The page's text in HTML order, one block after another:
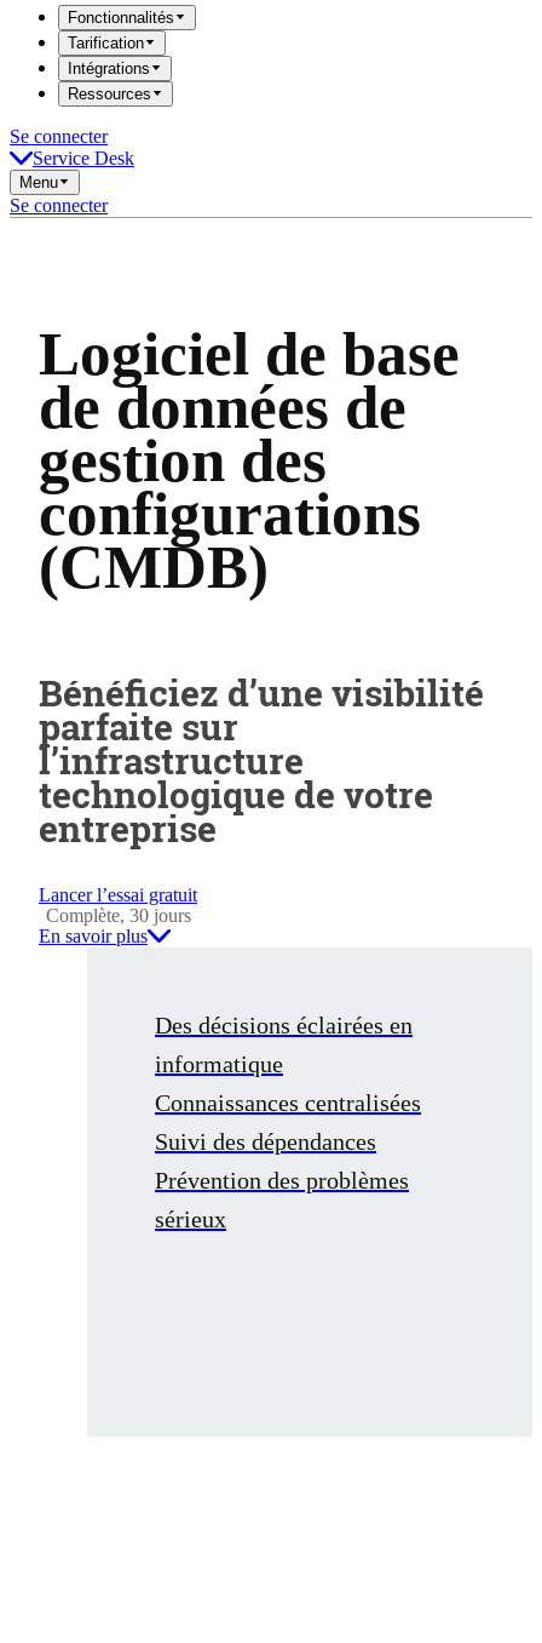
Fonctionnalités
Tarification
Intégrations
Ressources
Se connecter
Service Desk
Menu
Se connecter
Logiciel de base
de données de
gestion des
configurations
(CMDB)
Bénéficiez d’une visibilité
parfaite sur
l’infrastructure
technologique de votre
entreprise
Lancer l’essai gratuit
Complète, 30 jours
En savoir plus
Des décisions éclairées en
informatique
Connaissances centralisées
Suivi des dépendances
Prévention des problèmes
sérieux